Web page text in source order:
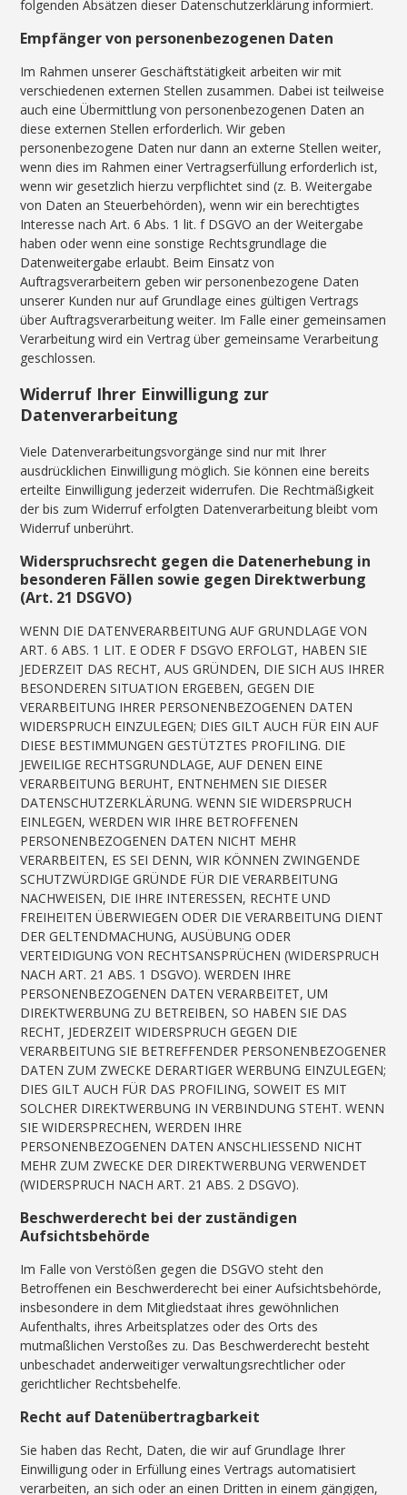
folgenden Absätzen dieser Datenschutzerklärung informiert.
Empfänger von personenbezogenen Daten
Im Rahmen unserer Geschäftstätigkeit arbeiten wir mit
verschiedenen externen Stellen zusammen. Dabei ist teilweise
auch eine Übermittlung von personenbezogenen Daten an
diese externen Stellen erforderlich. Wir geben
personenbezogene Daten nur dann an externe Stellen weiter,
wenn dies im Rahmen einer Vertragserfüllung erforderlich ist,
wenn wir gesetzlich hierzu verpflichtet sind (z. B. Weitergabe
von Daten an Steuerbehörden), wenn wir ein berechtigtes
Interesse nach Art. 6 Abs. 1 lit. f DSGVO an der Weitergabe
haben oder wenn eine sonstige Rechtsgrundlage die
Datenweitergabe erlaubt. Beim Einsatz von
Auftragsverarbeitern geben wir personenbezogene Daten
unserer Kunden nur auf Grundlage eines gültigen Vertrags
über Auftragsverarbeitung weiter. Im Falle einer gemeinsamen
Verarbeitung wird ein Vertrag über gemeinsame Verarbeitung
geschlossen.
Widerruf Ihrer Einwilligung zur
Datenverarbeitung
Viele Datenverarbeitungsvorgänge sind nur mit Ihrer
ausdrücklichen Einwilligung möglich. Sie können eine bereits
erteilte Einwilligung jederzeit widerrufen. Die Rechtmäßigkeit
der bis zum Widerruf erfolgten Datenverarbeitung bleibt vom
Widerruf unberührt.
Widerspruchsrecht gegen die Datenerhebung in
besonderen Fällen sowie gegen Direktwerbung
(Art. 21 DSGVO)
WENN DIE DATENVERARBEITUNG AUF GRUNDLAGE VON
ART. 6 ABS. 1 LIT. E ODER F DSGVO ERFOLGT, HABEN SIE
JEDERZEIT DAS RECHT, AUS GRÜNDEN, DIE SICH AUS IHRER
BESONDEREN SITUATION ERGEBEN, GEGEN DIE
VERARBEITUNG IHRER PERSONENBEZOGENEN DATEN
WIDERSPRUCH EINZULEGEN; DIES GILT AUCH FÜR EIN AUF
DIESE BESTIMMUNGEN GESTÜTZTES PROFILING. DIE
JEWEILIGE RECHTSGRUNDLAGE, AUF DENEN EINE
VERARBEITUNG BERUHT, ENTNEHMEN SIE DIESER
DATENSCHUTZERKLÄRUNG. WENN SIE WIDERSPRUCH
EINLEGEN, WERDEN WIR IHRE BETROFFENEN
PERSONENBEZOGENEN DATEN NICHT MEHR
VERARBEITEN, ES SEI DENN, WIR KÖNNEN ZWINGENDE
SCHUTZWÜRDIGE GRÜNDE FÜR DIE VERARBEITUNG
NACHWEISEN, DIE IHRE INTERESSEN, RECHTE UND
FREIHEITEN ÜBERWIEGEN ODER DIE VERARBEITUNG DIENT
DER GELTENDMACHUNG, AUSÜBUNG ODER
VERTEIDIGUNG VON RECHTSANSPRÜCHEN (WIDERSPRUCH
NACH ART. 21 ABS. 1 DSGVO). WERDEN IHRE
PERSONENBEZOGENEN DATEN VERARBEITET, UM
DIREKTWERBUNG ZU BETREIBEN, SO HABEN SIE DAS
RECHT, JEDERZEIT WIDERSPRUCH GEGEN DIE
VERARBEITUNG SIE BETREFFENDER PERSONENBEZOGENER
DATEN ZUM ZWECKE DERARTIGER WERBUNG EINZULEGEN;
DIES GILT AUCH FÜR DAS PROFILING, SOWEIT ES MIT
SOLCHER DIREKTWERBUNG IN VERBINDUNG STEHT. WENN
SIE WIDERSPRECHEN, WERDEN IHRE
PERSONENBEZOGENEN DATEN ANSCHLIESSEND NICHT
MEHR ZUM ZWECKE DER DIREKTWERBUNG VERWENDET
(WIDERSPRUCH NACH ART. 21 ABS. 2 DSGVO).
Beschwerderecht bei der zuständigen
Aufsichtsbehörde
Im Falle von Verstößen gegen die DSGVO steht den
Betroffenen ein Beschwerderecht bei einer Aufsichtsbehörde,
insbesondere in dem Mitgliedstaat ihres gewöhnlichen
Aufenthalts, ihres Arbeitsplatzes oder des Orts des
mutmaßlichen Verstoßes zu. Das Beschwerderecht besteht
unbeschadet anderweitiger verwaltungsrechtlicher oder
gerichtlicher Rechtsbehelfe.
Recht auf Datenübertragbarkeit
Sie haben das Recht, Daten, die wir auf Grundlage Ihrer
Einwilligung oder in Erfüllung eines Vertrags automatisiert
verarbeiten, an sich oder an einen Dritten in einem gängigen,